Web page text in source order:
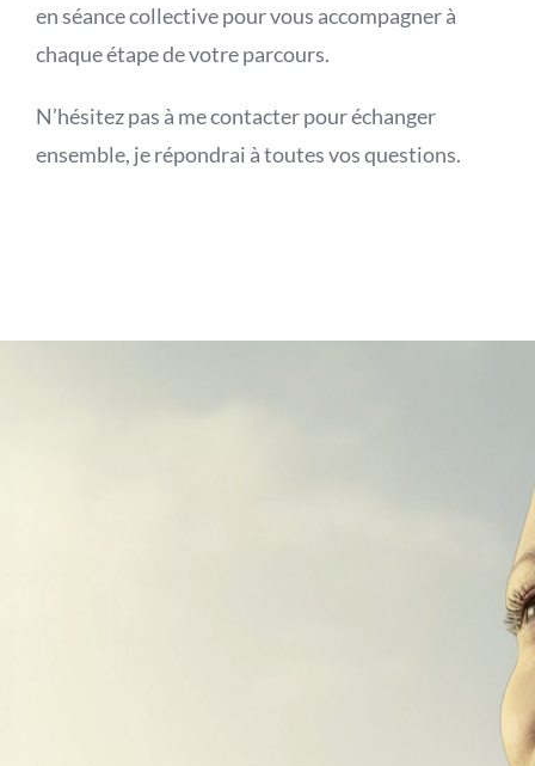
en séance collective pour vous accompagner à
chaque étape de votre parcours.
N’hésitez pas à me contacter pour échanger
ensemble, je répondrai à toutes vos questions.